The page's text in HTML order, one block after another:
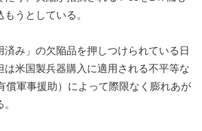
うとしている。
み」の欠陥品を押しつけられている日
は米国製兵器購入に適用される不平等な
償軍事援助）によって際限なく膨れあが